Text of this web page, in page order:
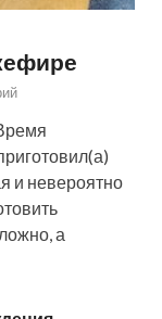
и невероятно
а